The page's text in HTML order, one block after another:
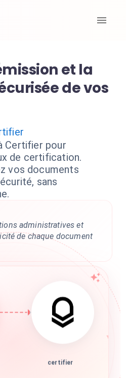
et la
de vos
Certifier pour
de certification.
vos documents
sans
administratives et
de chaque document
certifier